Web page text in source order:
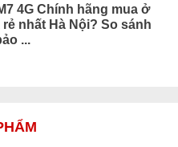
4G Chính hãng mua ở
nhất Hà Nội? So sánh
...